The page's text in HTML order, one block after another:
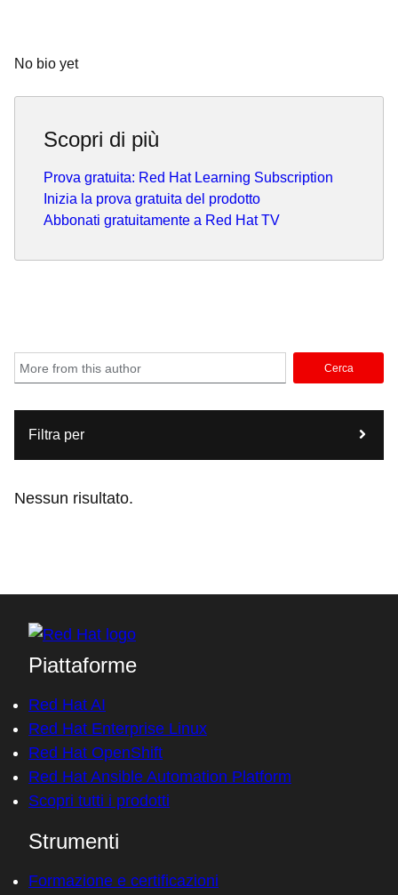
No bio yet
Scopri di più
Prova gratuita: Red Hat Learning Subscription
Inizia la prova gratuita del prodotto
Abbonati gratuitamente a Red Hat TV
Cerca
Filtra per
Nessun risultato.
Piattaforme
Red Hat AI
Red Hat Enterprise Linux
Red Hat OpenShift
Red Hat Ansible Automation Platform
Scopri tutti i prodotti
Strumenti
Formazione e certificazioni